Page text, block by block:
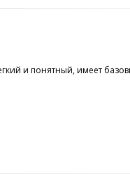
и понятный, имеет